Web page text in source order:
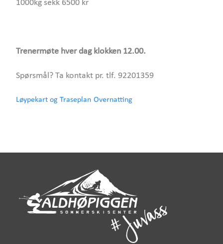
1000kg sekk 6500 kr
Trenermøte hver dag klokken 12.00.
Spørsmål? Ta kontakt pr. tlf. 92201359
Løypekart og Traseplan Overnatting